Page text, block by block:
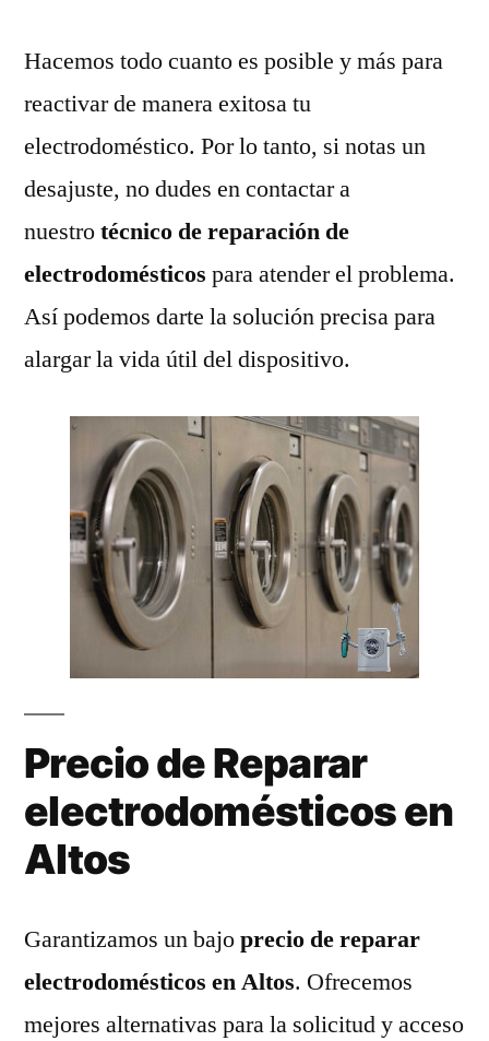
Hacemos todo cuanto es posible y más para
reactivar de manera exitosa tu
electrodoméstico. Por lo tanto, si notas un
desajuste, no dudes en contactar a
nuestrotécnico de reparación de
electrodomésticos para atender el problema.
Así podemos darte la solución precisa para
alargar la vida útil del dispositivo.
Precio de Reparar
electrodomésticos en
Altos
Garantizamos un bajoprecio de reparar
electrodomésticos en Altos. Ofrecemos
mejores alternativas para la solicitud y acceso